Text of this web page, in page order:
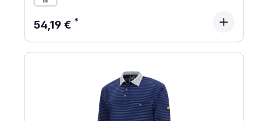
Regulärer Preis:
54,19 €